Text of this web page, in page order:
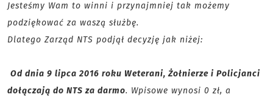
Jesteśmy Wam to winni i przynajmniej tak możemy
podziękować za waszą służbę.
Dlatego Zarząd NTS podjął decyzję jak niżej:
Od dnia 9 lipca 2016 roku Weterani, Żołnierze i Policjanci
dołączają do NTS za darmo. Wpisowe wynosi 0 zł, a